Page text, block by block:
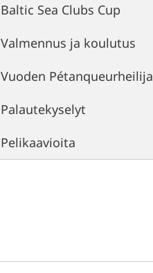
Baltic Sea Clubs Cup
Valmennus ja koulutus
Vuoden Pétanqueurheilija
Palautekyselyt
Pelikaavioita